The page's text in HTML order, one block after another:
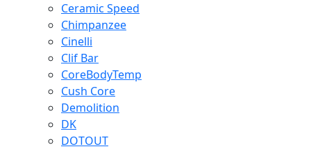
Ceramic Speed
Chimpanzee
Cinelli
Clif Bar
CoreBodyTemp
Cush Core
Demolition
DK
DOTOUT